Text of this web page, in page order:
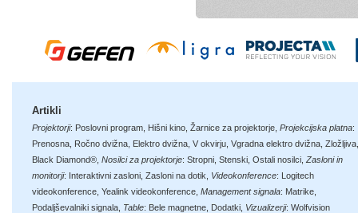
Artikli
Projektorji: Poslovni program Hišni kino Žarnice za projektorje Projekcijska platna:
Prenosna Ročno dvižna Elektro dvižna V okvirju Vgradna elektro dvižna Zložljiva
Black Diamond® Nosilci za projektorje: Stropni Stenski Ostali nosilci Zasloni in
monitorji: Interaktivni zasloni Zasloni na dotik Videokonference: Logitech
videokonference Yealink videokonference Management signala: Matrike
Podaljševalniki signala Table: Bele magnetne Dodatki Vizualizerji: Wolfvision